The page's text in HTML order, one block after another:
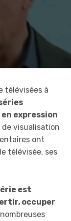
télévisées à
expression
visualisation
ont
télévisée, ses
est
occuper